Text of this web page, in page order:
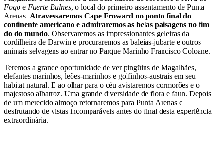
Fogo e Fuerte Bulnes, o local do primeiro assentamento de Punta
Arenas. Atravessaremos Cape Froward no ponto final do
continente americano e admiraremos as belas paisagens no fim
do do mundo. Observaremos as impressionantes geleiras da
cordilheira de Darwin e procuraremos as baleias-jubarte e outros
animais selvagens ao entrar no Parque Marinho Francisco Coloane.
Teremos a grande oportunidade de ver pingüins de Magalhães,
elefantes marinhos, leões-marinhos e golfinhos-austrais em seu
habitat natural. E ao olhar para o céu avistaremos cormorões e o
majestoso albatroz. Uma grande diversidade de flora e faun. Depois
de um merecido almoço retornaremos para Punta Arenas e
desfrutando de vistas incomparáveis antes do final desta experiência
extraordinária.